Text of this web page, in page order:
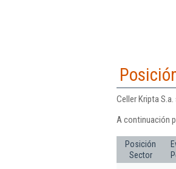
Celler Kripta
A continuación
Posición
Sector